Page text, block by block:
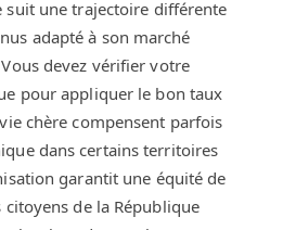
une trajectoire différente
adapté à son marché
devez vérifier votre
pour appliquer le bon taux
chère compensent parfois
dans certains territoires
garantit une équité de
de la République